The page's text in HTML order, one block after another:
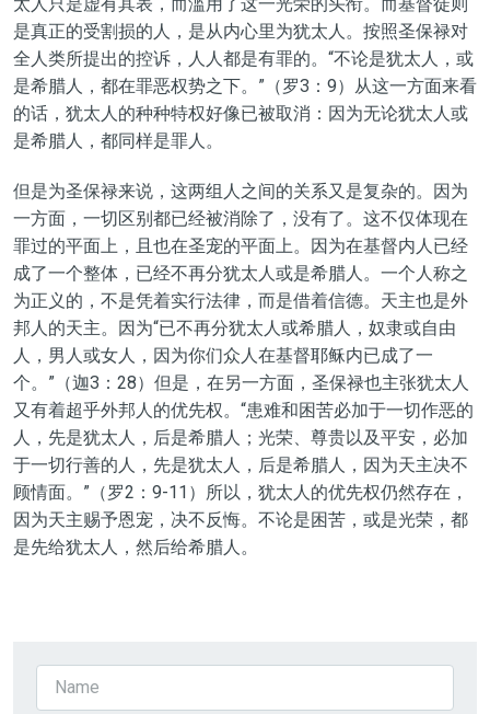
是真正的受割损的人，是从内心里为犹太人。按照圣保禄对
全人类所提出的控诉，人 人都是有罪的。“不论是犹太人，或
是希腊人，都在罪恶权势之下。”（罗3：9）从这一方面来看
的话，犹太人的种种特权好像已被取消：因为无论犹太人或
是希腊人，都同样是罪人。
但是为圣保禄来说，这两组人 之间的关系又是复杂的。因为
一方面，一切区别都已经被消除了，没有了。这不仅体现在
罪过的平面上，且也在圣宠的平面上。因为在基督内人已经
成了一个整体，已经不再分犹太人或是希腊人。一个人称之
为正义的，不是凭着实行法律，而是借着信德。天主也是外
邦人的天主。因为“已不再分犹太人或希腊人，奴隶或自由
人，男人或女人，因为你们众人在基督耶稣内已成了一
个。”（迦3：28） 但是，在另一方面，圣保禄也主张犹太人
又有着超乎外邦人的优先权。 “患难和困苦必加于一切作恶的
人，先是犹太人，后是希腊人；光荣、尊贵以及平安，必加
于一切行善的人，先是犹太人，后是希腊人，因为天主决不
顾情面。”（罗2：9-11）所以，犹太人的优先权仍然存在，
因为天主赐予恩宠，决不反悔。 不论是困苦，或是光荣，都
是先给犹太人，然后给希腊人。